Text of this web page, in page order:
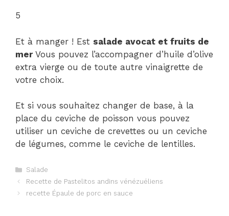
5
Et à manger ! Est salade avocat et fruits de
merVous pouvez l’accompagner d’huile d’olive
extra vierge ou de toute autre vinaigrette de
votre choix.
Et si vous souhaitez changer de base, à la
place du ceviche de poisson vous pouvez
utiliser un ceviche de crevettes ou un ceviche
de légumes, comme le ceviche de lentilles.
Catégories
Salade
Navigation
des
Recette de Pastelitos andins vénézuéliens
recette Épaule de porc en sauce